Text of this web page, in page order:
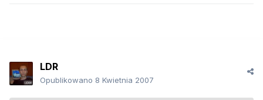
LDR
Opublikowano 8 Kwietnia 2007